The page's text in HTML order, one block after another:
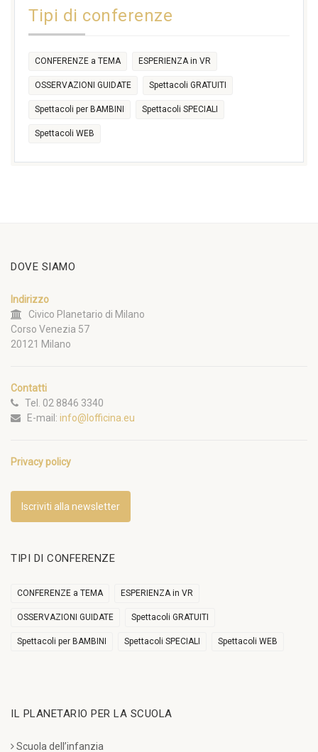
17:30
Tipi di conferenze
CONFERENZE a TEMA ESPERIENZA in VR
OSSERVAZIONI GUIDATE Spettacoli GRATUITI
Spettacoli per BAMBINI Spettacoli SPECIALI
Spettacoli WEB
DOVE SIAMO
Indirizzo
Civico Planetario di Milano
Corso Venezia 57
20121 Milano
Contatti
Tel. 02 8846 3340
E-mail: info@lofficina.eu
Privacy policy
Iscriviti alla newsletter
TIPI DI CONFERENZE
CONFERENZE a TEMA ESPERIENZA in VR
OSSERVAZIONI GUIDATE Spettacoli GRATUITI
Spettacoli per BAMBINI Spettacoli SPECIALI Spettacoli WEB
IL PLANETARIO PER LA SCUOLA
Scuola dell’infanzia